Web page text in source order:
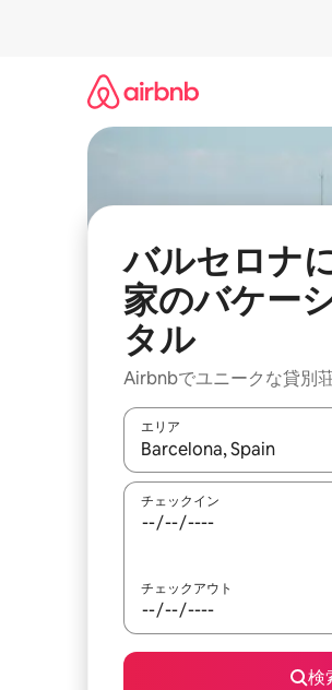
バルセロナ
家のバケー
タル
Airbnbでユニークな貸別
エリア
検索結果が表示されたら、
チェックイン
チェックアウト
検